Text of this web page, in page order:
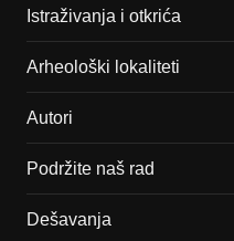
Istraživanja i otkrića
Arheološki lokaliteti
Autori
Podržite naš rad
Dešavanja